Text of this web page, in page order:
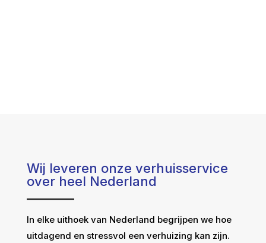
Wij leveren onze verhuisservice
over heel Nederland
In elke uithoek van Nederland begrijpen we hoe
uitdagend en stressvol een verhuizing kan zijn.